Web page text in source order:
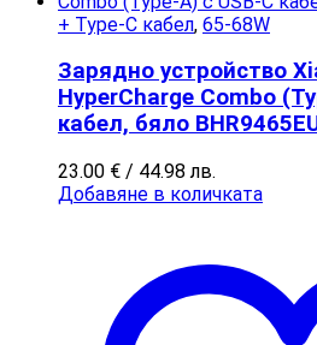
+ Type-C кабел, 65-68W
Зарядно устройство
HyperCharge Combo
кабел, бяло
23.00 € / 44.98 лв.
Добавяне в количката